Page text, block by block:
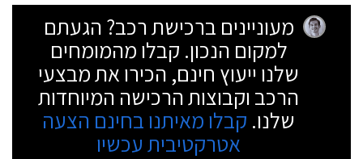
מעוניינים ברכישת רכב? הגעתם
למקום הנכון. קבלו מהמומחים
שלנו ייעוץ חינם, הכירו את מבצעי
הרכב וקבוצות הרכישה המיוחדות
שלנו. קבלו מאיתנו בחינם הצעה
אטרקטיבית עכשיו